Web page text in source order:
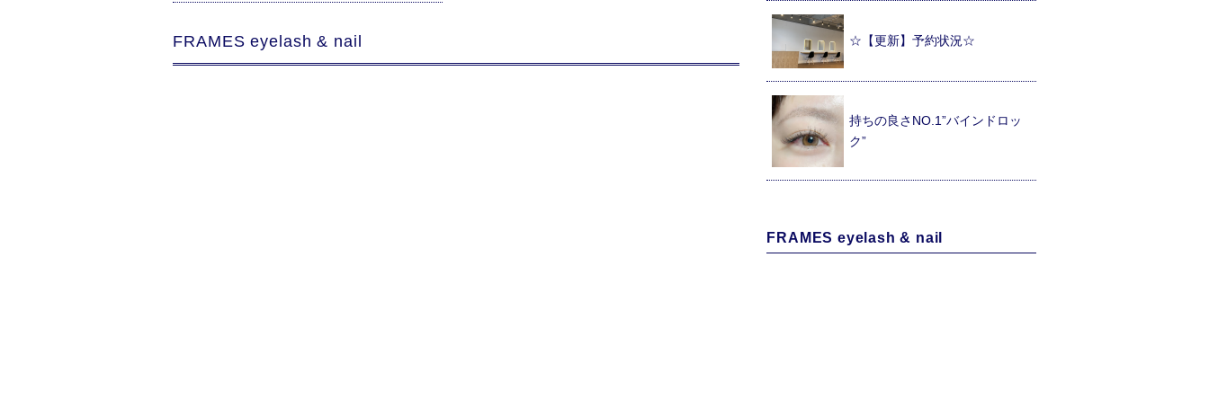
FRAMES eyelash & nail ☆【更新】予約状況☆
持ちの良さNO.1”バインドロッ
ク”
FRAMES eyelash & nail